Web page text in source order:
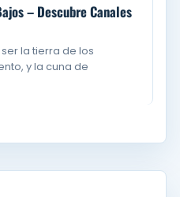
– Descubre Canales
la tierra de los
y la cuna de